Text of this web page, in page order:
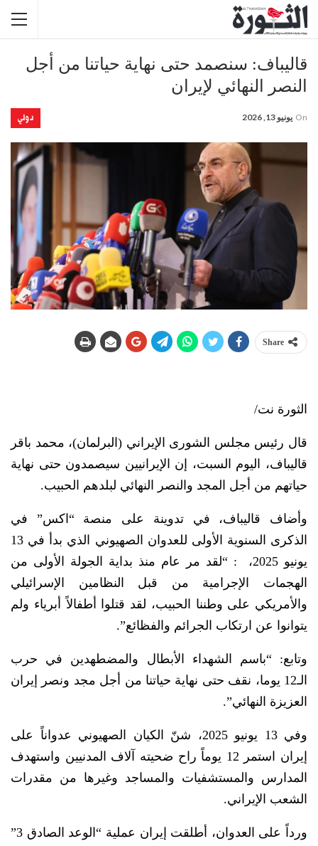
قاليباف: سنصمد حتى نهاية حياتنا من أجل
النصر النهائي لإيران
دولي On يونيو 13, 2026
Share
الثورة نت/
قال رئيس مجلس الشورى الإيراني (البرلمان)، محمد باقر
قاليباف، اليوم السبت، إن الإيرانيين سيصمدون حتى نهاية
حياتهم من أجل المجد والنصر النهائي لبلدهم الحبيب.
وأضاف قاليباف، في تدوينة على منصة “اكس” في
الذكرى السنوية الأولى للعدوان الصهيوني الذي بدأ في 13
يونيو 2025، : “لقد مر عام منذ بداية الجولة الأولى من
الهجمات الإجرامية من قبل النظامين الإسرائيلي
والأمريكي على وطننا الحبيب، لقد قتلوا أطفالاً أبرياء ولم
يتوانوا عن ارتكاب الجرائم والفظائع”.
وتابع: “باسم الشهداء الأبطال والمضطهدين في حرب
الـ12 يوما، نقف حتى نهاية حياتنا من أجل مجد ونصر إيران
العزيزة النهائي”.
وفي 13 يونيو 2025، شنّ الكيان الصهيوني عدواناً على
إيران استمر 12 يوماً راح ضحيته آلاف المدنيين واستهدف
المدارس والمستشفيات والمساجد وغيرها من مقدرات
الشعب الإيراني.
ورداً على العدوان، أطلقت إيران عملية “الوعد الصادق 3”